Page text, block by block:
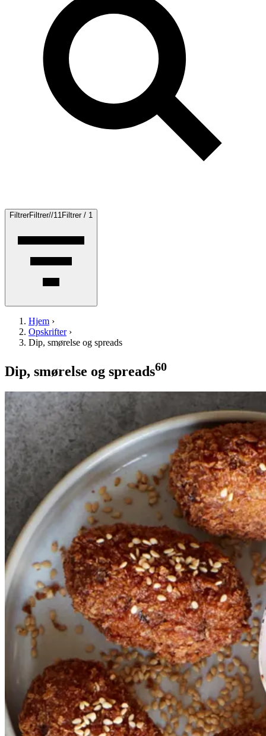
FiltrerFiltrer//1 1 Filtrer / 1
Hjem ›
Opskrifter›
Dip, smørelse og spreads
Dip, smørelse og spreads60
Aubergine-
Aubergine- ogog
sesamkrokettersesa
mkroketter medmed
peberfrugtdippeberf
rugtdip
Gem opskrift
Vegetarisk
Sprøde, saftige og spændstige
kroketter med en intens og let
spicy dip. Hvis du laver både
kroketterne og dippen, så bag
aubergine og peberfrugter
sammen.